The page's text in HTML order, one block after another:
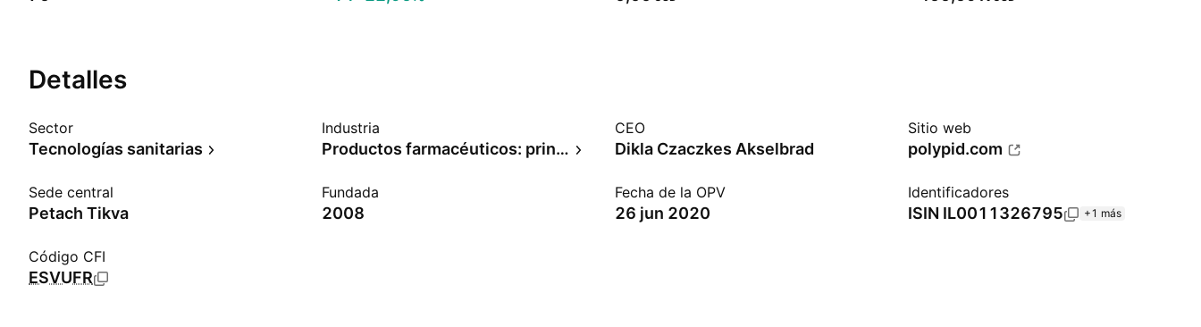
Detalles
Sector
Tecnologías sanitarias
Industria
Productos farmacéuticos: principales
CEO
Dikla Czaczkes Akselbrad
Sitio web
polypid.com
Sede central
Petach Tikva
Fundada
2008
Fecha de la OPV
26 jun 2020
Identificadores
ISIN IL0011326795 +1 más
Código CFI
ESVUFR